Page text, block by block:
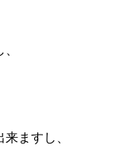
ますし、